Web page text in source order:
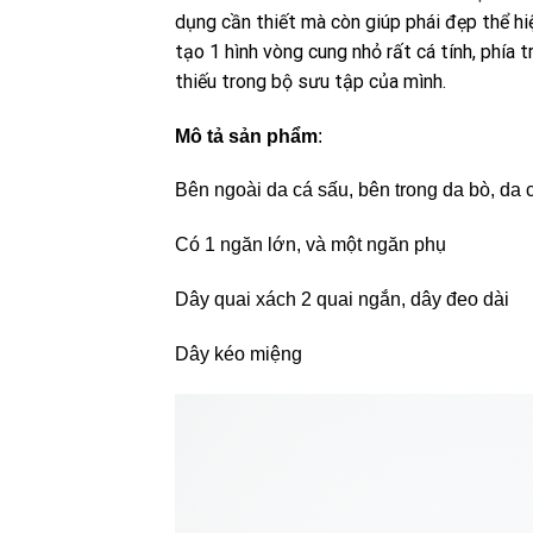
dụng cần thiết mà còn giúp phái đẹp thể
tạo 1 hình vòng cung nhỏ rất cá tính, phía
thiếu trong bộ sưu tập của mình.
Mô tả sản phẩm:
Bên ngoài da cá sấu, bên trong da bò, da
Có 1 ngăn lớn, và một ngăn phụ
Dây quai xách 2 quai ngắn, dây đeo dài
Dây kéo miệng